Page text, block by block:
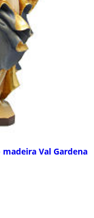
Val Gardena